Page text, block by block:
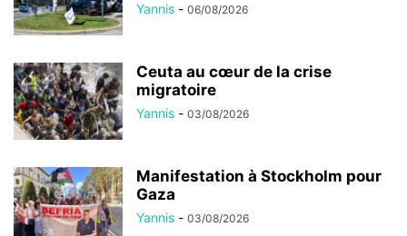
Yannis - 06/08/2026
Ceuta au cœur de la crise
migratoire
Yannis - 03/08/2026
Manifestation à Stockholm pour
Gaza
Yannis - 03/08/2026